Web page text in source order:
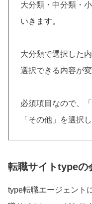
大分類・中分類・
いきます。
大分類で選択した
選択できる内容が変
必須項目なので、
「その他」を選択
転職サイトtypeの
type転職エージェント